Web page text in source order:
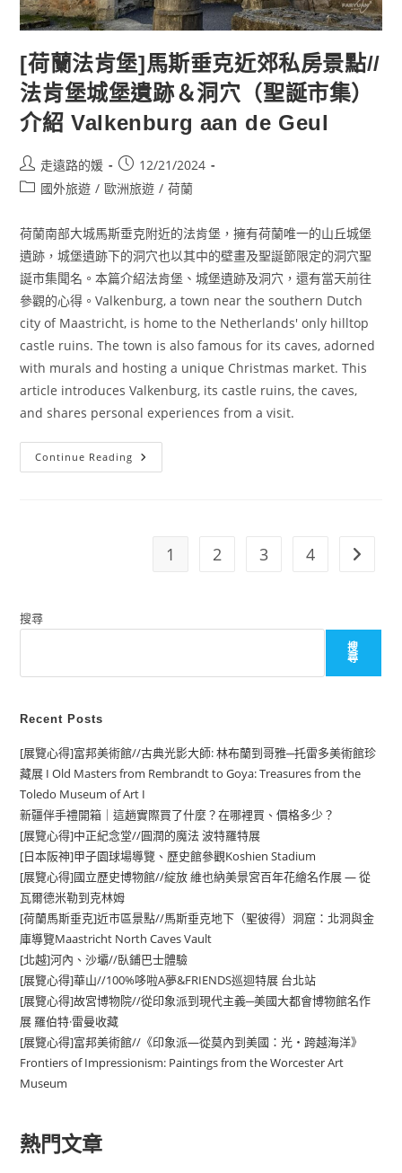
[荷蘭法肯堡]馬斯垂克近郊私房景點//
法肯堡城堡遺跡＆洞穴（聖誕市集）
介紹 Valkenburg aan de Geul
Post
author:
走遠路的媛
Post
published:
12/21/2024
Post國外旅遊 / 歐洲旅遊 / 荷蘭
荷蘭南部大城馬斯垂克附近的法肯堡，擁有荷蘭唯一的山丘城堡
遺跡，城堡遺跡下的洞穴也以其中的壁畫及聖誕節限定的洞穴聖
誕市集聞名。本篇介紹法肯堡、城堡遺跡及洞穴，還有當天前往
參觀的心得。Valkenburg, a town near the southern Dutch
city of Maastricht, is home to the Netherlands' only hilltop
castle ruins. The town is also famous for its caves, adorned
with murals and hosting a unique Christmas market. This
article introduces Valkenburg, its castle ruins, the caves,
and shares personal experiences from a visit.
Continue Reading [荷
蘭
點//
洞
穴
（聖
市
集）
介
紹
Valkenburg
Aan
De
Geul
1 2 3 4 Go to
搜尋
搜
尋
Recent Posts
[展覽心得]富邦美術館//古典光影大師: 林布蘭到哥雅─托雷多美術館珍
藏展 I Old Masters from Rembrandt to Goya: Treasures from the
Toledo Museum of Art I
新疆伴手禮開箱｜這趟實際買了什麼？在哪裡買、價格多少？
[展覽心得]中正紀念堂//圓潤的魔法 波特羅特展
[日本阪神]甲子園球場導覽、歷史館參觀Koshien Stadium
[展覽心得]國立歷史博物館//綻放 維也納美景宮百年花繪名作展 — 從
瓦爾德米勒到克林姆
[荷蘭馬斯垂克]近市區景點//馬斯垂克地下（聖彼得）洞窟：北洞與金
庫導覽Maastricht North Caves Vault
[北越]河內、沙壩//臥鋪巴士體驗
[展覽心得]華山//100%哆啦A夢&FRIENDS巡迴特展 台北站
[展覽心得]故宮博物院//從印象派到現代主義─美國大都會博物館名作
展 羅伯特·雷曼收藏
[展覽心得]富邦美術館//《印象派—從莫內到美國：光・跨越海洋》
Frontiers of Impressionism: Paintings from the Worcester Art
Museum
熱門文章